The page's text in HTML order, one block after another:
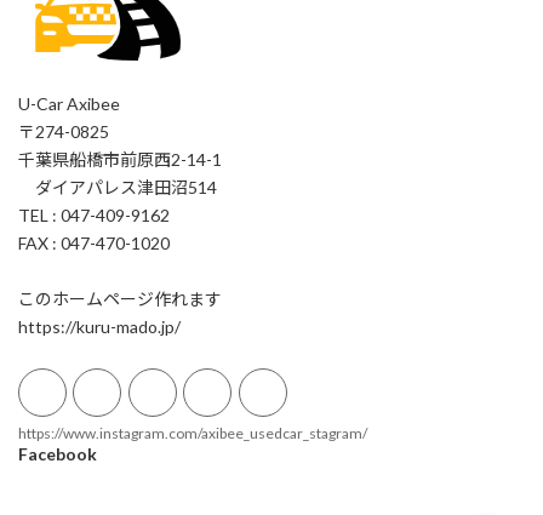
U-Car Axibee
〒274-0825
千葉県船橋市前原西2-14-1
ダイアパレス津田沼514
TEL : 047-409-9162
FAX : 047-470-1020
このホームページ作れます
https://kuru-mado.jp/
https://www.instagram.com/axibee_usedcar_stagram/
Facebook